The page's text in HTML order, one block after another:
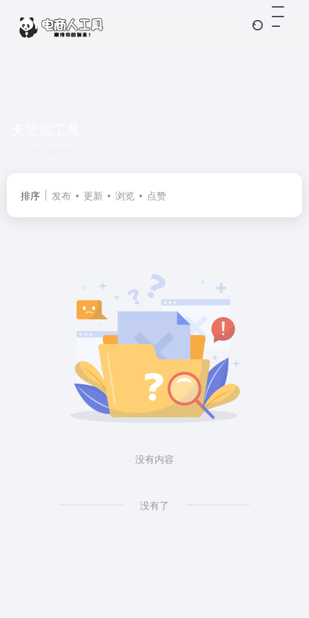
排序 发布 更新 浏览 点赞
没有内容
没有了